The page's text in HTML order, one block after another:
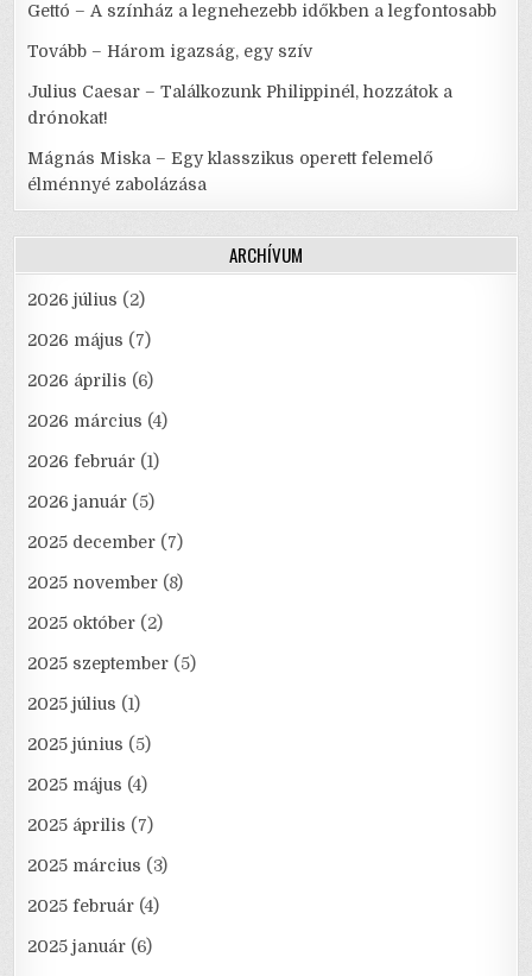
Gettó – A színház a legnehezebb időkben a legfontosabb
Tovább – Három igazság, egy szív
Julius Caesar – Találkozunk Philippinél, hozzátok a
drónokat!
Mágnás Miska – Egy klasszikus operett felemelő
élménnyé zabolázása
ARCHÍVUM
2026 július (2)
2026 május (7)
2026 április (6)
2026 március (4)
2026 február (1)
2026 január (5)
2025 december (7)
2025 november (8)
2025 október (2)
2025 szeptember (5)
2025 július (1)
2025 június (5)
2025 május (4)
2025 április (7)
2025 március (3)
2025 február (4)
2025 január (6)